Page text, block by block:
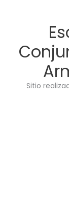
Sitio